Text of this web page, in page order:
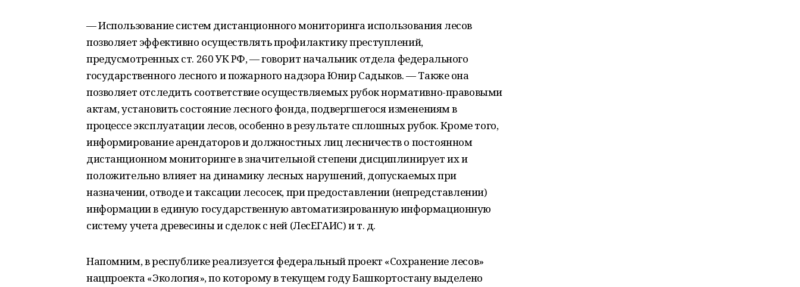
— Использование систем дистанционного мониторинга использования лесов
позволяет эффективно осуществлять профилактику преступлений,
предусмотренных ст. 260 УК РФ, — говорит начальник отдела федерального
государственного лесного и пожарного надзора Юнир Садыков. — Также она
позволяет отследить соответствие осуществляемых рубок нормативно-правовыми
актам, установить состояние лесного фонда, подвергшегося изменениям в
процессе эксплуатации лесов, особенно в результате сплошных рубок. Кроме того,
информирование арендаторов и должностных лиц лесничеств о постоянном
дистанционном мониторинге в значительной степени дисциплинирует их и
положительно влияет на динамику лесных нарушений, допускаемых при
назначении, отводе и таксации лесосек, при предоставлении (непредставлении)
информации в единую государственную автоматизированную информационную
систему учета древесины и сделок с ней (ЛесЕГАИС) и т. д.
Напомним, в республике реализуется федеральный проект «Сохранение лесов»
нацпроекта «Экология», по которому в текущем году Башкортостану выделено